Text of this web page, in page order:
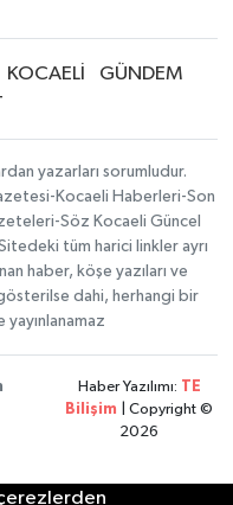
KOCAELİ
GÜNDEM
yazarları sorumludur.
Kocaeli Haberleri-Son
Söz Kocaeli Güncel
tüm harici linkler ayrı
haber, köşe yazıları ve
dahi, herhangi bir
yayınlanamaz
Haber Yazılımı:
TE
Bilişim | Copyright ©
2026